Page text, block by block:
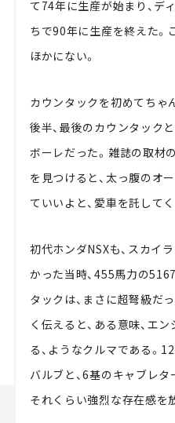
て74年に生産が始まり、デ
ちで90年に生産を終えた。
ほかにない。
カウンタックを初めてちゃ
後半、最後のカウンタック
ボーレだった。雑誌の取材
を見つけると、太っ腹のオ
ていいよと、愛車を託して
初代ホンダNSXも、スカイ
かった当時、455馬力の
タックは、まさに超弩級だ
く伝えると、ある意味、エ
る、ようなクルマである。
バルブと、6基のキャブレ
それくらい強烈な存在感を